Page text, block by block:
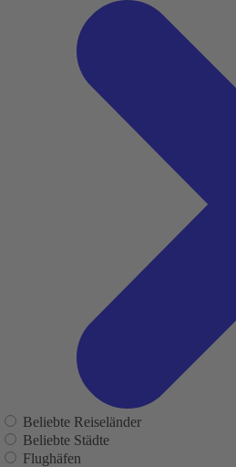
Beliebte Reiseländer
Beliebte Städte
Flughäfen